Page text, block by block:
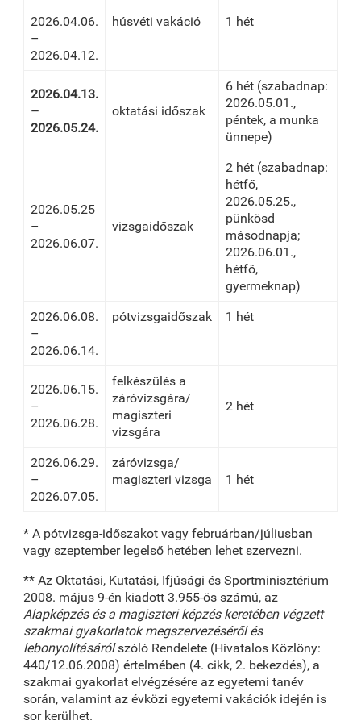
2026.04.06.
–
2026.04.12.
húsvéti vakáció 1 hét
2026.04.13.
–
2026.05.24.
oktatási időszak
6 hét (szabadnap:
2026.05.01.,
péntek, a munka
ünnepe)
2026.05.25
–
2026.06.07.
vizsgaidőszak
2 hét (szabadnap:
hétfő,
2026.05.25.,
pünkösd
másodnapja;
2026.06.01.,
hétfő,
gyermeknap)
2026.06.08.
–
2026.06.14.
pótvizsgaidőszak 1 hét
2026.06.15.
–
2026.06.28.
felkészülés a
záróvizsgára/
magiszteri
vizsgára
2 hét
2026.06.29.
–
2026.07.05.
záróvizsga/
magiszteri vizsga
1 hét
* A pótvizsga-időszakot vagy februárban/júliusban
vagy szeptember legelső hetében lehet szervezni.
** Az Oktatási, Kutatási, Ifjúsági és Sportminisztérium
2008. május 9-én kiadott 3.955-ös számú, az
Alapképzés és a magiszteri képzés keretében végzett
szakmai gyakorlatok megszervezéséről és
lebonyolításárólszóló Rendelete (Hivatalos Közlöny:
440/12.06.2008) értelmében (4. cikk, 2. bekezdés), a
szakmai gyakorlat elvégzésére az egyetemi tanév
során, valamint az évközi egyetemi vakációk idején is
sor kerülhet.